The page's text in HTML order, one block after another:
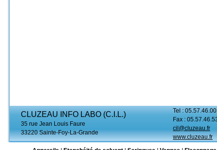
CLUZEAU INFO LABO (C.I.L.)
35 rue Jean Louis Faure
33220 Sainte-Foy-La-Grande
Tel :
Fax :
cil@cluzeau.fr
www.cluzeau.fr